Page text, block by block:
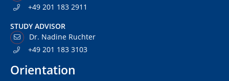
+49 201 183 2911
STUDY ADVISOR
Dr. Nadine Ruchter
+49 201 183 3103
Orientation